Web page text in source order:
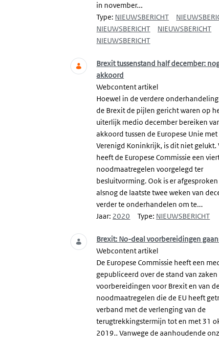
in november...
Type: NIEUWSBERICHT
NIEUWSBERICHT
NIEUWSBERICHT
NIEUWSBERICHT
Brexit tussenstand half december:
akkoord
Webcontent artikel
Hoewel in de verdere
de Brexit de pijlen gericht waren op
uiterlijk medio december bereiken
akkoord tussen de Europese Unie
Verenigd Koninkrijk, is dit niet gelukt.
heeft de Europese Commissie een
noodmaatregelen voorgelegd ter
besluitvorming. Ook is er
alsnog de laatste twee weken van
verder te onderhandelen om te...
Jaar: 2020 Type: NIEUWSBERICHT
Brexit: No-deal voorbereidingen
Webcontent artikel
De Europese Commissie heeft een
gepubliceerd over de stand van
voorbereidingen voor Brexit en van
noodmaatregelen die de EU heeft
verband met de verlenging van de
terugtrekkingstermijn tot en met 31
2019.. Vanwege de aanhoudende